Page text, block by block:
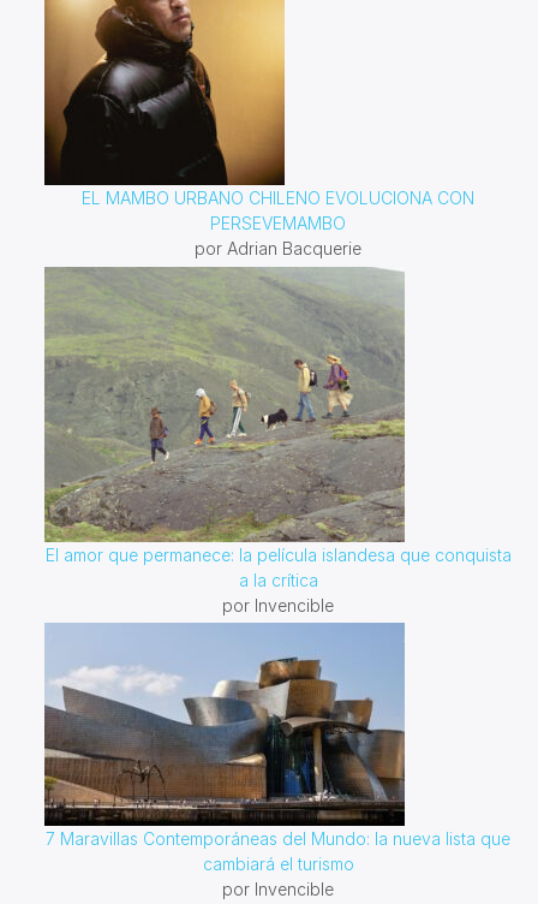
EL MAMBO URBANO CHILENO EVOLUCIONA CON
PERSEVEMAMBO
por Adrian Bacquerie
El amor que permanece: la película islandesa que conquista
a la crítica
por Invencible
7 Maravillas Contemporáneas del Mundo: la nueva lista que
cambiará el turismo
por Invencible